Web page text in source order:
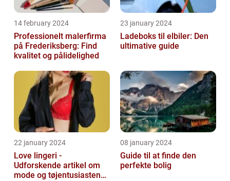
14 february 2024
Professionelt malerfirma
på Frederiksberg: Find
kvalitet og pålidelighed
23 january 2024
Ladeboks til elbiler: Den
ultimative guide
22 january 2024
Love lingeri -
Udforskende artikel om
mode og tøjentusiastens
08 january 2024
Guide til at finde den
perfekte bolig